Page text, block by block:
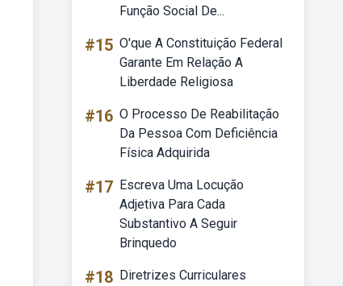
Função Social De...
#15 O'que A Constituição Federal
Garante Em Relação A
Liberdade Religiosa
#16 O Processo De Reabilitação
Da Pessoa Com Deficiência
Física Adquirida
#17 Escreva Uma Locução
Adjetiva Para Cada
Substantivo A Seguir
Brinquedo
#18 Diretrizes Curriculares